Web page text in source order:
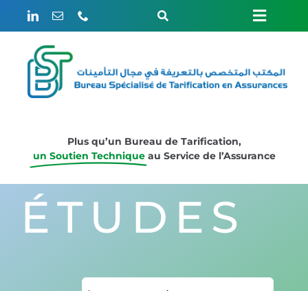
Passer
contenu
Toggle
Rechercher:
Weglot switcher
Toggle
ACCUEIL
ÉTUDES
ACTUARIAT
ÉVÈNEMENTS
Plus qu’un Bureau de Tarification,
un Soutien Technique au Service de l’Assurance
ÉTUDES